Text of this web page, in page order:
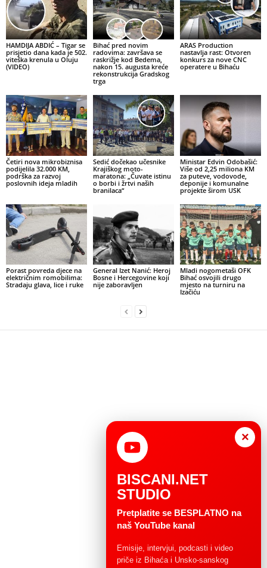
HAMDIJA ABDIĆ – Tigar se
prisjetio dana kada je 502.
viteška krenula u Oluju
(VIDEO)
Bihać pred novim
radovima: završava se
raskrižje kod Bedema,
nakon 15. augusta kreće
rekonstrukcija Gradskog
trga
ARAS Production
nastavlja rast: Otvoren
konkurs za nove CNC
operatere u Bihaću
Četiri nova mikrobiznisa
podijelila 32.000 KM,
podrška za razvoj
poslovnih ideja mladih
Sedić dočekao učesnike
Krajiškog moto-
maratona: „Čuvate istinu
o borbi i žrtvi naših
branilaca“
Ministar Edvin Odobašić:
Više od 2,25 miliona KM
za puteve, vodovode,
deponije i komunalne
projekte širom USK
Porast povreda djece na
električnim romobilima:
Stradaju glava, lice i ruke
General Izet Nanić: Heroj
Bosne i Hercegovine koji
nije zaboravljen
Mladi nogometaši OFK
Bihać osvojili drugo
mjesto na turniru na
Izačiću
×
BISCANI.NET
STUDIO
Pretplatite se BESPLATNO na
naš YouTube kanal
Emisije, intervjui, podcasti i video
priče iz Bihaća i Unsko-sanskog